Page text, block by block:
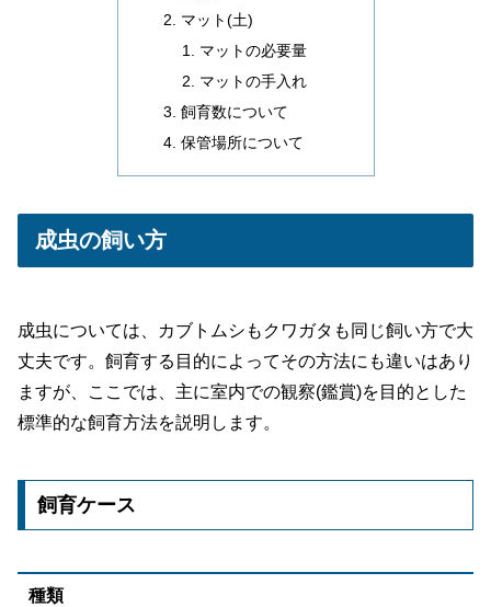
マット(土)
マットの必要量
マットの手入れ
飼育数について
保管場所について
成虫の飼い方
成虫については、カブトムシもクワガタも同じ飼い方で大
丈夫です。飼育する目的によってその方法にも違いはあり
ますが、ここでは、主に室内での観察(鑑賞)を目的とした
標準的な飼育方法を説明します。
飼育ケース
種類